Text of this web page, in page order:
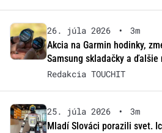
26. júla 2026 •
3m
Akcia na Garmin hodinky,
Samsung skladačky a ďalšie
Redakcia TOUCHIT
25. júla 2026 •
3m
Mladí Slováci porazili svet.